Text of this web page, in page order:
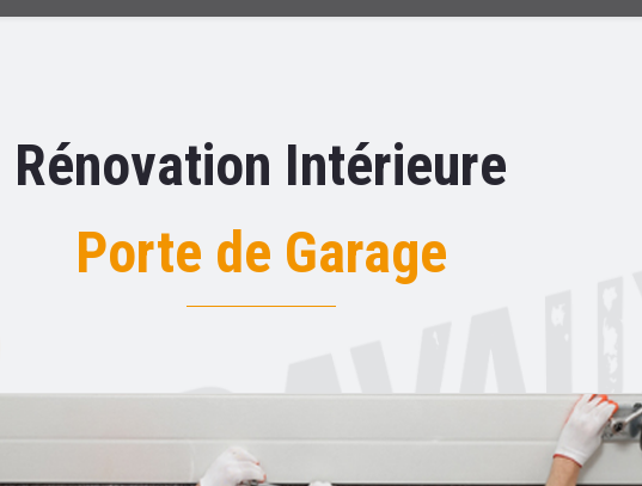
Rénovation Intérieure
Porte de Garage